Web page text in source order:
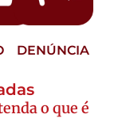
DENÚNCIA
o que é